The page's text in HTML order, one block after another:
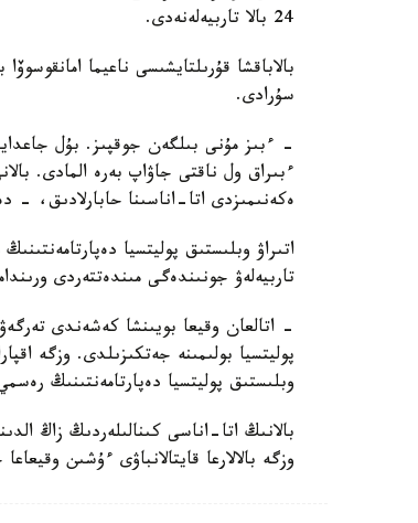
24 بالا تاربيەلەنەدى.
بالاباقشا قۇرىلتايشىسى ناعيما
سۇرادى.
- ءبىز مۇنى بىلگەن جوقپىز. بۇل
ءبىراق ول ناقتى جاۋاپ بەرە المادى.
ەكەنىمىزدى اتا-اناسىنا حابارلادىق، -
اتىراۋ وبلىستىق پوليتسيا
تاربيەلەۋ جونىندەگى مىندەتتەردى
- اتالعان وقيعا بويىنشا كەشەندى تەرگەۋ
پوليتسيا بولىمىنە جەتكىزىلدى. وزگە
وبلىستىق پوليتسيا دەپارتامەنتىنىڭ
بالانىڭ اتا-اناسى كىنالىلەردىڭ زاڭ
وزگە بالالارعا قايتالانباۋى ءۇشىن